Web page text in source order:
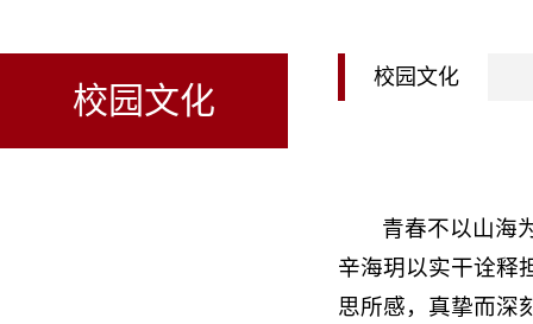
校园文化
校园文化
青春不以山海
辛海玥以实干诠释
思所感，真挚而深